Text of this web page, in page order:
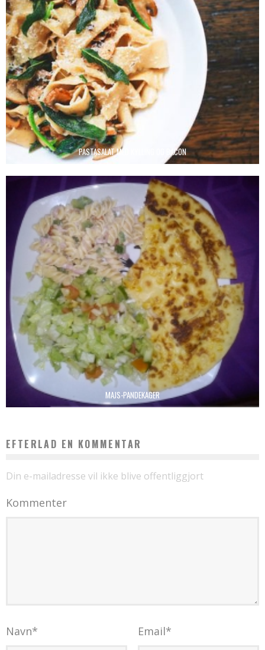
PASTASALAT MED KYLLING OG BACON
MAJS-PANDEKAGER
EFTERLAD EN KOMMENTAR
Din e-mailadresse vil ikke blive offentliggjort
Kommenter
Navn* Email*